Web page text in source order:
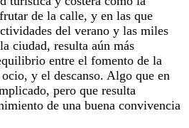
de la calle, y en las que
del verano y las miles
ciudad, resulta aún más
entre el fomento de la
y el descanso. Algo que en
pero que resulta
de una buena convivencia